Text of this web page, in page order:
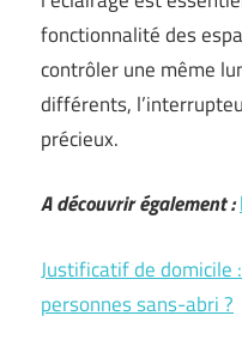
fonctionnalité des
contrôler une même
différents,
précieux.
A découvrir également :
Justificatif de domicile
personnes sans-abri ?